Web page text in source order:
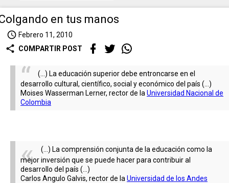
en tus manos
access_time Febrero 11, 2010
share COMPARTIR POST
(...) La educación superior debe entroncarse en el
desarrollo cultural, científico, social y económico del país (...)
Moises Wasserman Lerner, rector de laUniversidad Nacional de
Colombia
(...) La comprensión conjunta de la educación como la
mejor inversión que se puede hacer para contribuir al
desarrollo del país (...)
Carlos Angulo Galvis, rector de la Universidad de los Andes